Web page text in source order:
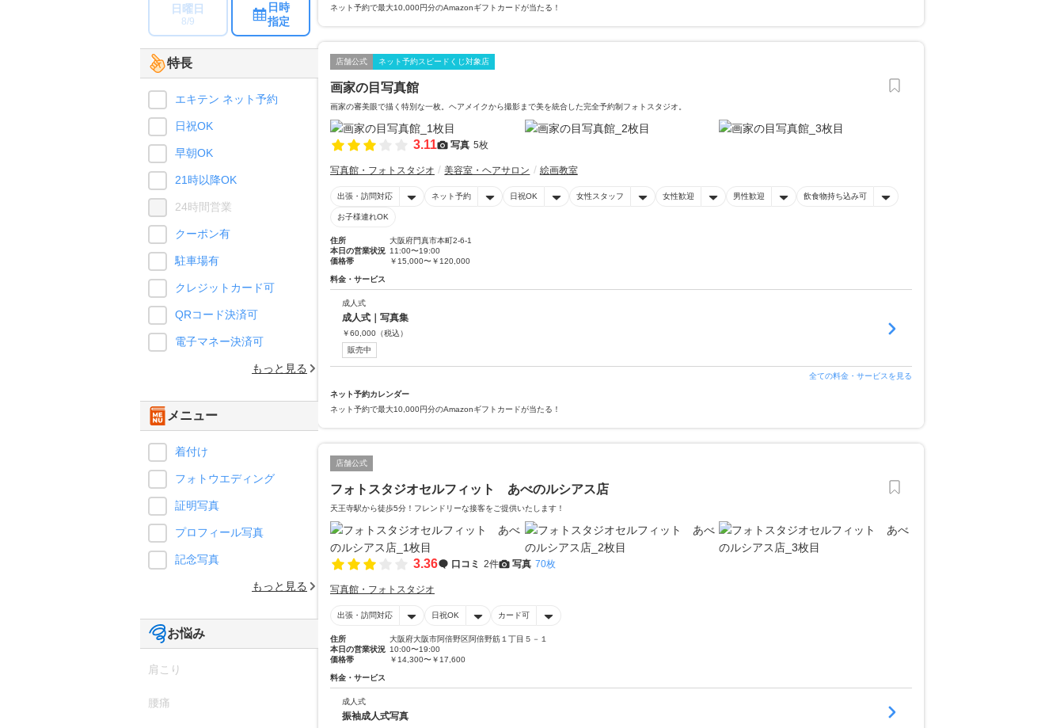
ネット予約で最大10,000円分のAmazonギフトカードが当たる！
店舗公式 ネット予約スピードくじ対象店
画家の目写真館
画家の審美眼で描く特別な一枚。ヘアメイクから撮影まで美を統合した完全予約制フォトスタジオ。
3.11 写真 5枚
写真館・フォトスタジオ 美容室・ヘアサロン 絵画教室
出張・訪問対応 ネット予約 日祝OK 女性スタッフ 女性歓迎 男性歓迎 飲食物持ち込み可
お子様連れOK
住所
大阪府門真市本町2-6-1
本日の営業状況 11:00〜19:00
価格帯
￥15,000〜￥120,000
料金・サービス
成人式
成人式｜写真集
￥60,000 （税込）
販売中
全ての料金・サービスを見る
ネット予約カレンダー
ネット予約で最大10,000円分のAmazonギフトカードが当たる！
店舗公式
フォトスタジオセルフィット あべのルシアス店
天王寺駅から徒歩5分！フレンドリーな接客をご提供いたします！
3.36 口コミ 2件 写真 70枚
写真館・フォトスタジオ
出張・訪問対応 日祝OK カード可
住所
大阪府大阪市阿倍野区阿倍野筋１丁目５－１
本日の営業状況 10:00〜19:00
価格帯
￥14,300〜￥17,600
料金・サービス
成人式
振袖成人式写真
日曜日
8/9
日時
指定
特長
エキテン ネット予約
日祝OK
早朝OK
21時以降OK
24時間営業
クーポン有
駐車場有
クレジットカード可
QRコード決済可
電子マネー決済可
もっと見る
メニュー
着付け
フォトウエディング
証明写真
プロフィール写真
記念写真
もっと見る
お悩み
肩こり
腰痛